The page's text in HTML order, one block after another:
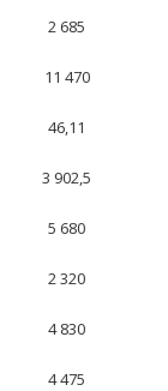
2 685
11 470
46,11
3 902,5
5 680
2 320
4 830
4 475